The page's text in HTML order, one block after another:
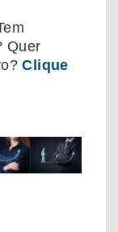
Quer
Clique